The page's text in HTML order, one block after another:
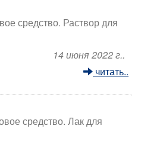
средство. Раствор для
14 июня 2022 г..
читать..
средство. Лак для